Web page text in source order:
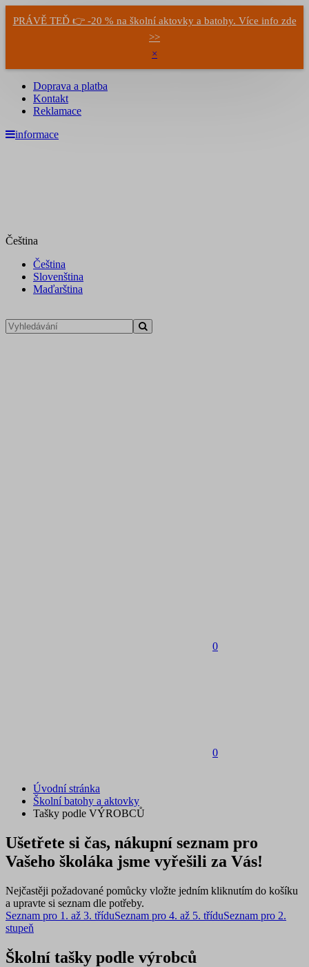
PRÁVĚ TEĎ 👉 -20 % na školní aktovky a batohy. Více info zde
>>
×
Doprava a platba
Kontakt
Reklamace
informace
Čeština
Čeština
Slovenština
Maďarština
0
0
Úvodní stránka
Školní batohy a aktovky
Tašky podle VÝROBCŮ
Ušetřete si čas, nákupní seznam pro
Vašeho školáka jsme vyřešili za Vás!
Nejčastěji požadované pomůcky vložte jedním kliknutím do košíku
a upravte si seznam dle potřeby.
Seznam pro 1. až 3. tříduSeznam pro 4. až 5. tříduSeznam pro 2.
stupeň
Školní tašky podle výrobců